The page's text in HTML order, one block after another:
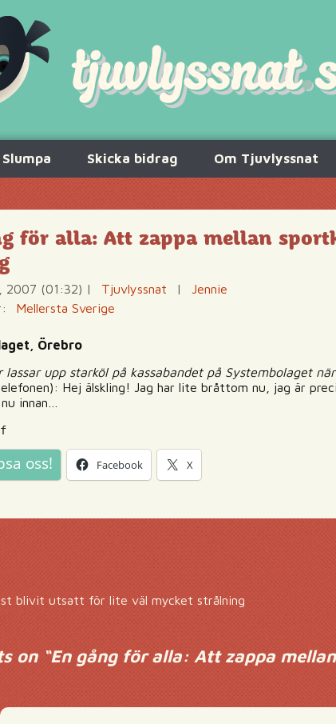
Slumpa Skicka bidrag Om Tjuvlyssnat
för alla: Att zappa mellan
2007 (01:32) | Tjuvlyssnat |
Jennie
Mellersta Sverige
Örebro
lassar upp starköl på kassabandet på Systembolaget
Hej älskling! Jag har lite bråttom nu, jag är
innan…
oss! Facebook X
blivit utsatt för lite väl mycket strålning
on “En gång för alla: Att zappa